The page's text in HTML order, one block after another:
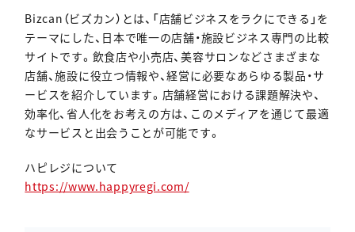
Bizcan（ビズカン）とは、「店舗ビジネスをラクにできる」を
テーマにした、日本で唯一の店舗・施設ビジネス専門の比較
サイトです。飲食店や小売店、美容サロンなどさまざまな
店舗、施設に役立つ情報や、経営に必要なあらゆる製品・サ
ービスを紹介しています。店舗経営における課題解決や、
効率化、省人化をお考えの方は、このメディアを通じて最適
なサービスと出会うことが可能です。
ハピレジについて
https://www.happyregi.com/